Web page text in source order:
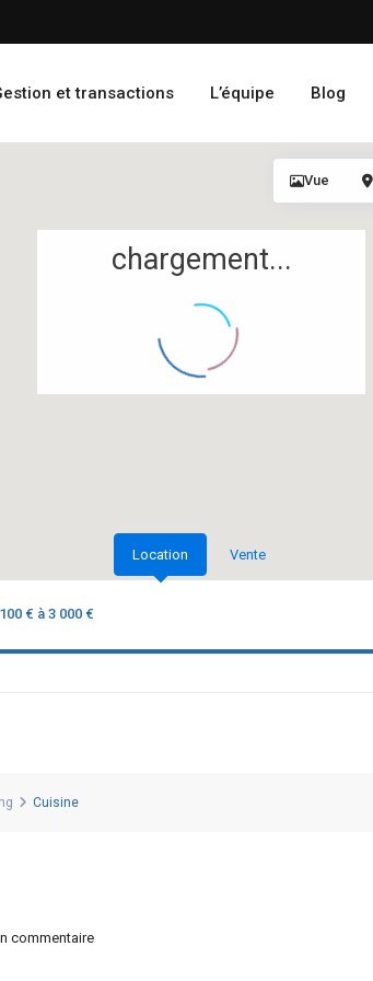
et transactions L’équipe Blog
chargement...
Vue
Location Vente
100 € à 3 000 €
Cuisine
commentaire